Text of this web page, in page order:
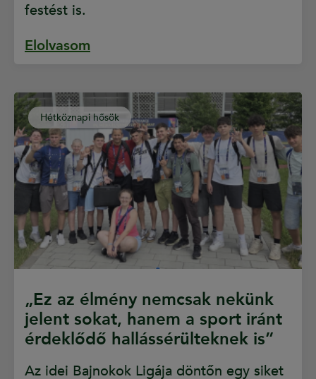
festést is.
Elolvasom
Hétköznapi hősök
„Ez az élmény nemcsak nekünk
jelent sokat, hanem a sport iránt
érdeklődő hallássérülteknek is”
Az idei Bajnokok Ligája döntőn egy siket